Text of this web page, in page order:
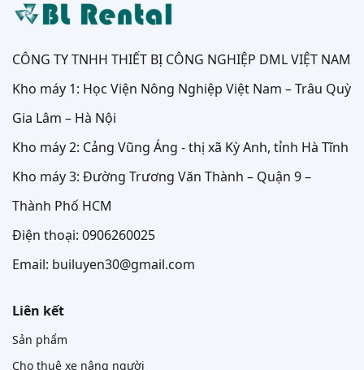
CÔNG TY TNHH THIẾT BỊ CÔNG NGHIỆP DML VIỆT NAM
Kho máy 1: Học Viện Nông Nghiệp Việt Nam – Trâu Quỳ
Gia Lâm – Hà Nội
Kho máy 2: Cảng Vũng Áng - thị xã Kỳ Anh, tỉnh Hà Tĩnh
Kho máy 3: Đường Trương Văn Thành – Quận 9 –
Thành Phố HCM
Điện thoại: 0906260025
Email: builuyen30@gmail.com
Liên kết
Sản phẩm
Cho thuê xe nâng người